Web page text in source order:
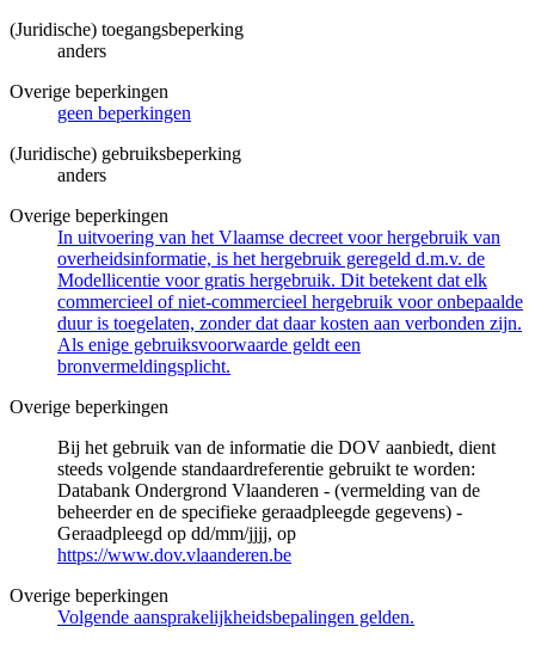
(Juridische) toegangsbeperking
anders
Overige beperkingen
geen beperkingen
(Juridische) gebruiksbeperking
anders
Overige beperkingen
In uitvoering van het Vlaamse decreet voor hergebruik van
overheidsinformatie, is het hergebruik geregeld d.m.v. de
Modellicentie voor gratis hergebruik. Dit betekent dat elk
commercieel of niet-commercieel hergebruik voor onbepaalde
duur is toegelaten, zonder dat daar kosten aan verbonden zijn.
Als enige gebruiksvoorwaarde geldt een
bronvermeldingsplicht.
Overige beperkingen
Bij het gebruik van de informatie die DOV aanbiedt, dient
steeds volgende standaardreferentie gebruikt te worden:
Databank Ondergrond Vlaanderen - (vermelding van de
beheerder en de specifieke geraadpleegde gegevens) -
Geraadpleegd op dd/mm/jjjj, op
https://www.dov.vlaanderen.be
Overige beperkingen
Volgende aansprakelijkheidsbepalingen gelden.